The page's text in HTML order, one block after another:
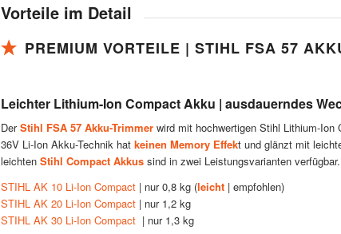
Vorteile im Detail
PREMIUM VORTEILE | STIHL FSA 57
Leichter Lithium-Ion Compact Akku | ausdauerndes
DerStihl FSA 57 Akku-Trimmer wird mit hochwertigen Stihl Lithium-
36V Li-Ion Akku-Technik hat keinen Memory Effekt und glänzt mit
leichten Stihl Compact Akkus sind in zwei Leistungsvarianten verfügbar.
STIHL AK 10 Li-Ion Compact | nur 0,8 kg (leicht | empfohlen)
STIHL AK 20 Li-Ion Compact | nur 1,2 kg
STIHL AK 30 Li-Ion Compact | nur 1,3 kg